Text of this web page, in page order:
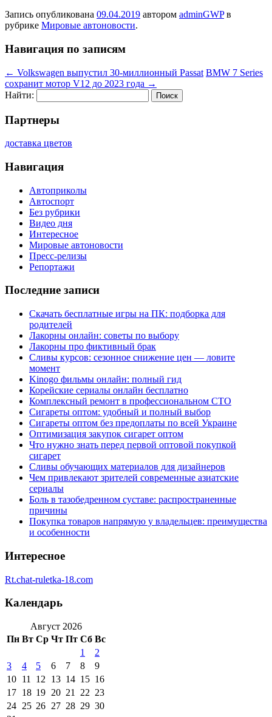
Запись опубликована 09.04.2019 автором adminGWPв
рубрике Мировые автоновости.
Навигация по записям
← Volkswagen выпустил 30-миллионный Passat BMW 7 Series
сохранит мотор V12 до 2023 года →
Найти:
Партнеры
доставка цветов
Навигация
Автоприколы
Автоспорт
Без рубрики
Видео дня
Интересное
Мировые автоновости
Пресс-релизы
Репортажи
Последние записи
Скачать бесплатные игры на ПК: подборка для
родителей
Лакорны онлайн: советы по выбору
Лакорны про фиктивный брак
Сливы курсов: сезонное снижение цен — ловите
момент
Kinogo фильмы онлайн: полный гид
Корейские сериалы онлайн бесплатно
Комплексный ремонт в профессиональном СТО
Сигареты оптом: удобный и полный выбор
Сигареты оптом без предоплаты по всей Украине
Оптимизация закупок сигарет оптом
Что нужно знать перед первой оптовой покупкой
сигарет
Сливы обучающих материалов для дизайнеров
Чем привлекают зрителей современные азиатские
сериалы
Боль в тазобедренном суставе: распространенные
причины
Покупка товаров напрямую у владельцев: преимущества
и особенности
Интересное
Rt.chat-ruletka-18.com
Календарь
Август 2026
Пн Вт Ср Чт Пт Сб Вс
1
2
3
4 5 6 7 8
9
10 11 12 13 14 15 16
17 18 19 20 21 22 23
24 25 26 27 28 29 30